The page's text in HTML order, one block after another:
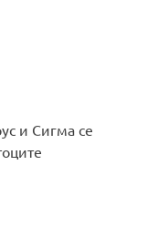
и Сигма се